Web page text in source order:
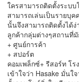
ใครสามารถติดตั้งระบบ
สามารถเล่นเป็นรายบุ
นั้นจึงสามารถติดตั้งได้
ลูกค้ากลุ่มต่างๆสถานที่
+ ศูนย์การค้า
+ สปอร์ต
คอมเพล็กซ์+ รีสอร์ท โ
เข้าใจว่า Hasake มั่น